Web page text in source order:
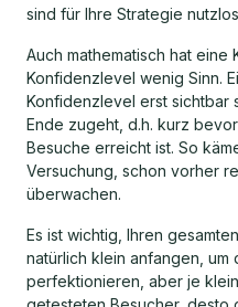
sind für Ihre Strategie
Auch mathematisch hat
Konfidenzlevel wenig Sinn.
Konfidenzlevel erst sichtbar
Ende zugeht, d.h. kurz
Besuche erreicht ist. So
Versuchung, schon vorher
überwachen.
Es ist wichtig, Ihren
natürlich klein anfangen, um
perfektionieren, aber je